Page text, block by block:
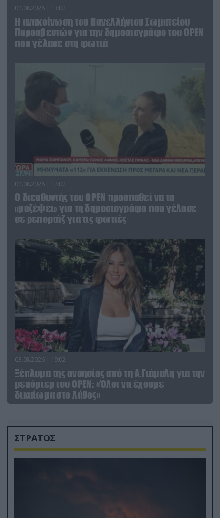
04.08.2026 | 13:02
Η ανακοίνωση του Πανελλήνιου Σωματείου
Πυροσβεστών για την δημοσιογράφο του OPEN
που γέλασε στη φωτιά
04.08.2026 | 12:02
O διευθυντής του OPEN προσπαθεί να τα
«μαζέψει» για τη δημοσιογράφο που γέλασε
σε ρεπορτάζ για τις φωτιές
03.08.2026 | 19:02
Ξέπλυμα της ανοησίας από τη Α.Γιάμαλη για την
ρεπόρτερ του ΟΡΕΝ: «Όλοι να έχουμε
δικαίωμα στο λάθος»
ΣΤΡΑΤΟΣ